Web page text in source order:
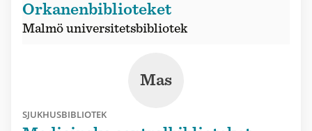
Orkanenbiblioteket
Malmö universitetsbibliotek
Mas
SJUKHUSBIBLIOTEK